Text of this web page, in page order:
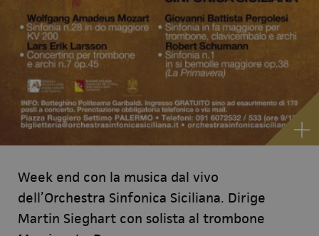
Week end con la musica dal vivo
dell’Orchestra Sinfonica Siciliana. Dirige
Martin Sieghart con solista al trombone